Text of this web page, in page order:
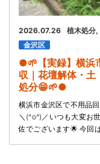
2026.07.26 植木処分
金沢区
●🌱【実録】横浜
収｜花壇解体・土
処分😁🌱●
横浜市金沢区で不用品
＼(^o^)／いつも大変お
佐でございます🌟 今回